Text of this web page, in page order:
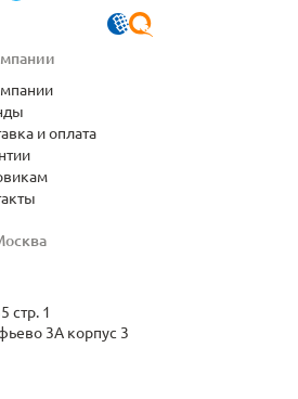
стр. 1
3А корпус 3
и оплата